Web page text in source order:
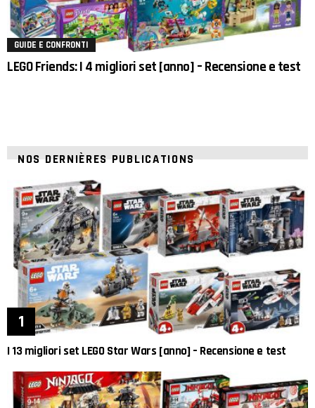
GUIDE E CONFRONTI
LEGO Friends: I 4 migliori set [anno] – Recensione e test
NOS DERNIÈRES PUBLICATIONS
I 13 migliori set LEGO Star Wars [anno] – Recensione e test